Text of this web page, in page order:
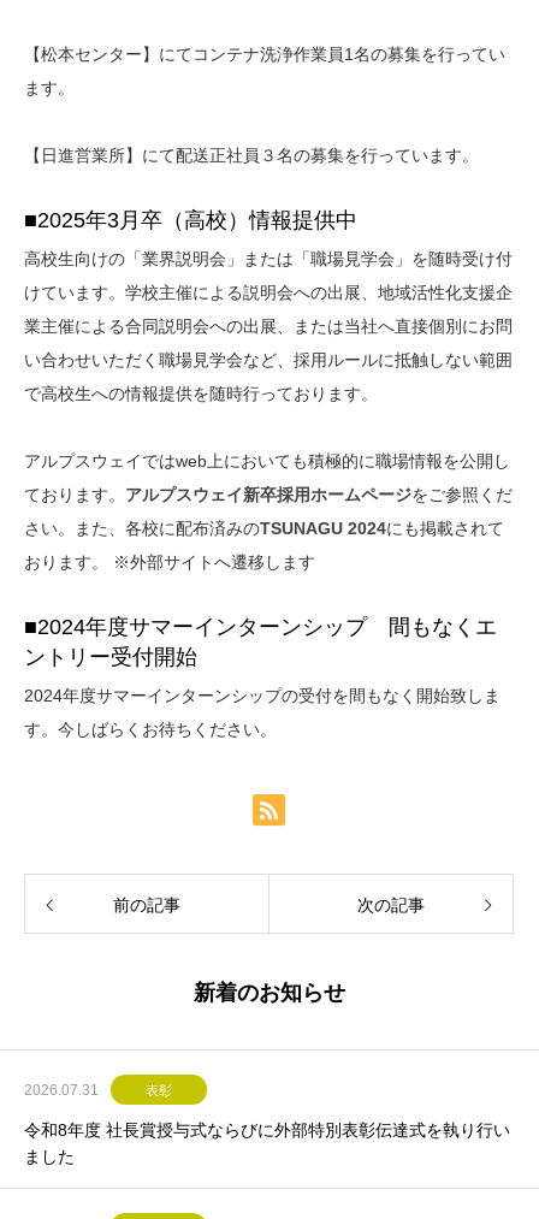
【松本センター】にてコンテナ洗浄作業員1名の募集を行ってい
ます。
【日進営業所】にて配送正社員３名の募集を行っています。
■2025年3月卒（高校）情報提供中
高校生向けの「業界説明会」または「職場見学会」を随時受け付
けています。学校主催による説明会への出展、地域活性化支援企
業主催による合同説明会への出展、または当社へ直接個別にお問
い合わせいただく職場見学会など、採用ルールに抵触しない範囲
で高校生への情報提供を随時行っております。
アルプスウェイではweb上においても積極的に職場情報を公開し
ております。 アルプスウェイ新卒採用ホームページをご参照くだ
さい。また、各校に配布済みのTSUNAGU 2024にも掲載されて
おります。 ※外部サイトへ遷移します
■2024年度サマーインターンシップ 間もなくエ
ントリー受付開始
2024年度サマーインターンシップの受付を間もなく開始致しま
す。今しばらくお待ちください。
前の記事 次の記事
新着のお知らせ
2026.07.31 表彰
令和8年度 社長賞授与式ならびに外部特別表彰伝達式を執り行い
ました